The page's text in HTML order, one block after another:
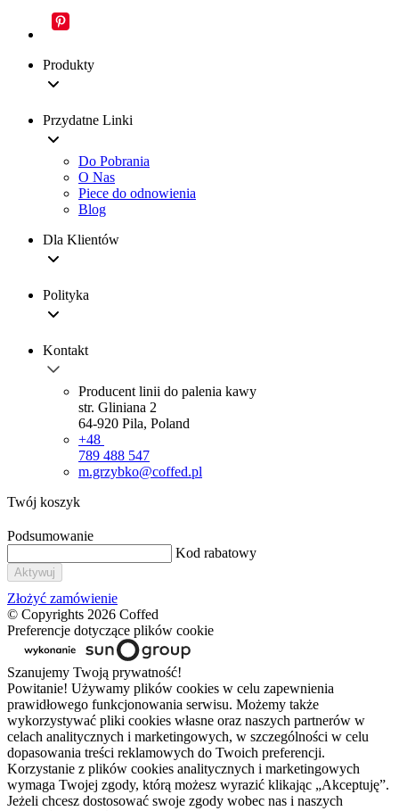
Produkty
Przydatne Linki
Do Pobrania
O Nas
Piece do odnowienia
Blog
Dla Klientów
Polityka
Kontakt
Producent linii do palenia kawy
str. Gliniana 2
64-920 Pila, Poland
+48
789 488 547
m.grzybko@coffed.pl
Twój koszyk
Podsumowanie
Kod rabatowy
Aktywuj
Złożyć zamówienie
© Copyrights 2026 Coffed
Preferencje dotyczące plików cookie
Szanujemy Twoją prywatność!
Powitanie! Używamy plików cookies w celu zapewnienia
prawidłowego funkcjonowania serwisu. Możemy także
wykorzystywać pliki cookies własne oraz naszych partnerów w
celach analitycznych i marketingowych, w szczególności w celu
dopasowania treści reklamowych do Twoich preferencji.
Korzystanie z plików cookies analitycznych i marketingowych
wymaga Twojej zgody, którą możesz wyrazić klikając „Akceptuję”.
Jeżeli chcesz dostosować swoje zgody wobec nas i naszych